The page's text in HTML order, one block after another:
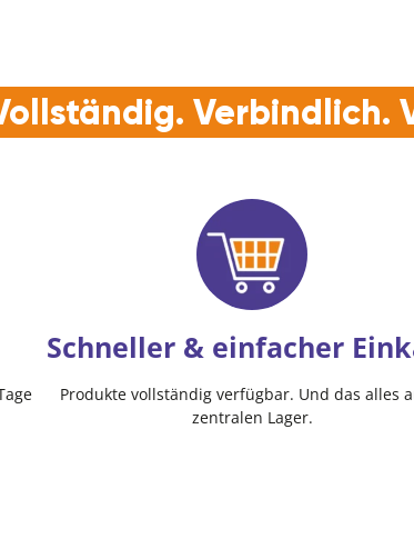
Verbindlich.
Schneller & einfacher
Produkte vollständig verfügbar. Und das alles
zentralen Lager.